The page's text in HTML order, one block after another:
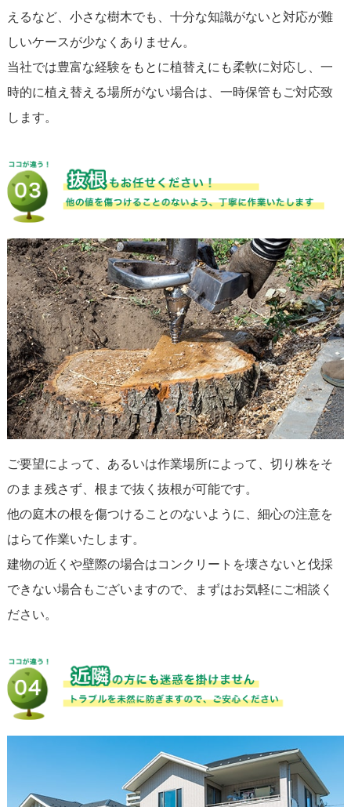
えるなど、小さな樹木でも、十分な知識がないと対応が難
しいケースが少なくありません。
当社では豊富な経験をもとに植替えにも柔軟に対応し、一
時的に植え替える場所がない場合は、一時保管もご対応致
します。
ご要望によって、あるいは作業場所によって、切り株をそ
のまま残さず、根まで抜く抜根が可能です。
他の庭木の根を傷つけることのないように、細心の注意を
はらて作業いたします。
建物の近くや壁際の場合はコンクリートを壊さないと伐採
できない場合もございますので、まずはお気軽にご相談く
ださい。